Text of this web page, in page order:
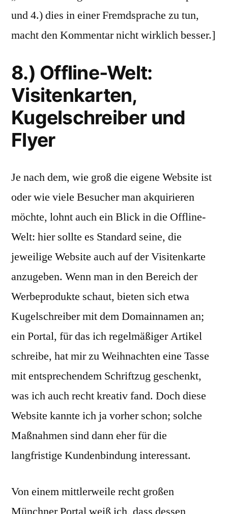
und 4.) dies in einer Fremdsprache zu tun,
macht den Kommentar nicht wirklich besser.]
8.) Offline-Welt:
Visitenkarten,
Kugelschreiber und
Flyer
Je nach dem, wie groß die eigene Website ist
oder wie viele Besucher man akquirieren
möchte, lohnt auch ein Blick in die Offline-
Welt: hier sollte es Standard seine, die
jeweilige Website auch auf der Visitenkarte
anzugeben. Wenn man in den Bereich der
Werbeprodukte schaut, bieten sich etwa
Kugelschreiber mit dem Domainnamen an;
ein Portal, für das ich regelmäßiger Artikel
schreibe, hat mir zu Weihnachten eine Tasse
mit entsprechendem Schriftzug geschenkt,
was ich auch recht kreativ fand. Doch diese
Website kannte ich ja vorher schon; solche
Maßnahmen sind dann eher für die
langfristige Kundenbindung interessant.
Von einem mittlerweile recht großen